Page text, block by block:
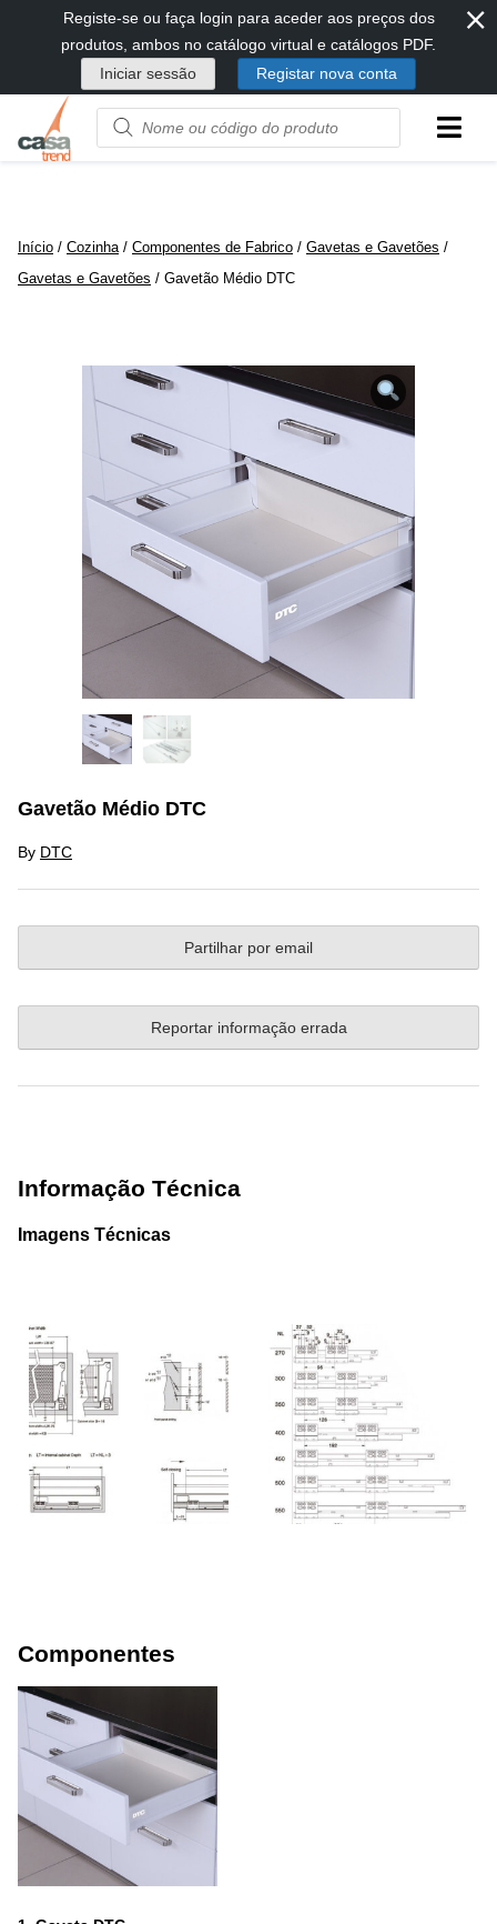
diretamente
conteúdo
Registe-se ou faça login para aceder aos preços dos
produtos, ambos no catálogo virtual e catálogos PDF.
Iniciar sessão
Registar nova conta
⨯
Product
name
Início / Cozinha / Componentes de Fabrico / Gavetas e Gavetões /
Gavetas e Gavetões / Gavetão Médio DTC
Gavetão Médio DTC
By DTC
Partilhar por email
Reportar informação errada
Informação Técnica
Imagens Técnicas
Componentes